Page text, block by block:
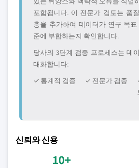
포함됩니다. 이 전문가 검토는 품
층을 추가하여 데이터가 연구 목
준에 부합하는지 확인합니다.
당사의 3단계 검증 프로세스는 데
대화합니다:
✓ 통계적 검증
✓ 전문가 검증
신뢰와 신용
10+